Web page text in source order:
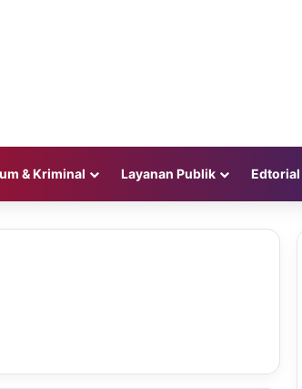
& Kriminal Layanan Publik Edtorial